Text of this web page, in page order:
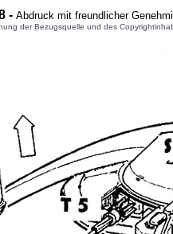
- Abdruck mit freundlicher
der Bezugsquelle und des